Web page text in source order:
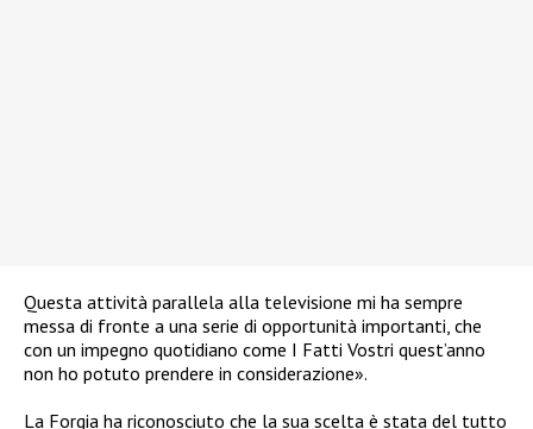
Questa attività parallela alla televisione mi ha sempre
messa di fronte a una serie di opportunità importanti, che
con un impegno quotidiano come I Fatti Vostri quest’anno
non ho potuto prendere in considerazione».
La Forgia ha riconosciuto che la sua scelta è stata del tutto